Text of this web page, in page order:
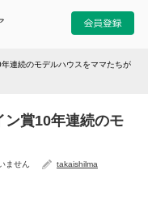
連続のモデルハウスをママたちが
ン賞10年連続のモ
ません takaishilma